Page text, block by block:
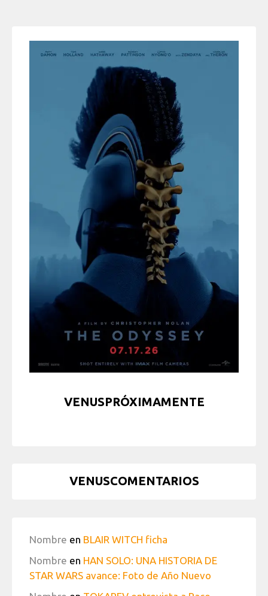
VENUSPRÓXIMAMENTE
VENUSCOMENTARIOS
Nombre en BLAIR WITCH ficha
Nombre en HAN SOLO: UNA HISTORIA DE
STAR WARS avance: Foto de Año Nuevo